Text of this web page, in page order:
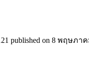
published on 8 พฤษภาค